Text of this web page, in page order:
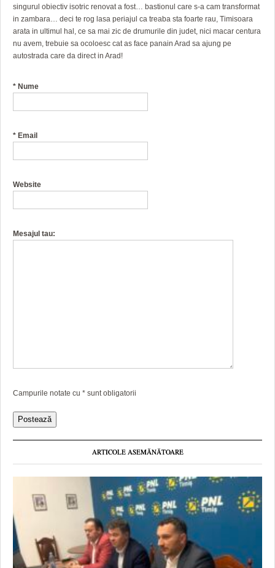
singurul obiectiv isotric renovat a fost… bastionul care s-a cam transformat
in zambara… deci te rog lasa periajul ca treaba sta foarte rau, Timisoara
arata in ultimul hal, ce sa mai zic de drumurile din judet, nici macar centura
nu avem, trebuie sa ocoloesc cat as face panain Arad sa ajung pe
autostrada care da direct in Arad!
* Nume
* Email
Website
Mesajul tau:
Campurile notate cu * sunt obligatorii
ARTICOLE ASEMĂNĂTOARE